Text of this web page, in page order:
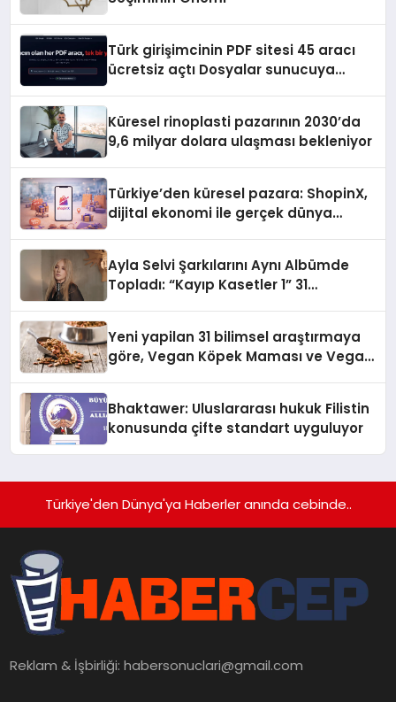
Türk girişimcinin PDF sitesi 45 aracı
ücretsiz açtı Dosyalar sunucuya
Küresel rinoplasti pazarının 2030’da
9,6 milyar dolara ulaşması bekleniyor
Türkiye’den küresel pazara: ShopinX,
dijital ekonomi ile gerçek dünya
Ayla Selvi Şarkılarını Aynı Albümde
Topladı: “Kayıp Kasetler 1” 31
Yeni yapilan 31 bilimsel araştırmaya
göre, Vegan Köpek Maması ve Vegan
Bhaktawer: Uluslararası hukuk Filistin
konusunda çifte standart uyguluyor
Türkiye'den Dünya'ya Haberler anında cebinde..
Reklam & İşbirliği:habersonuclari@gmail.com